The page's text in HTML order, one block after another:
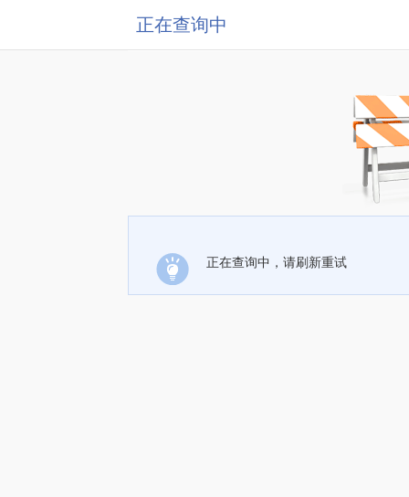
正在查询中
正在查询中，请刷新重试